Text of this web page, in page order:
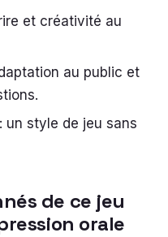
et créativité au
au public et
: un style de jeu sans
de ce jeu
orale